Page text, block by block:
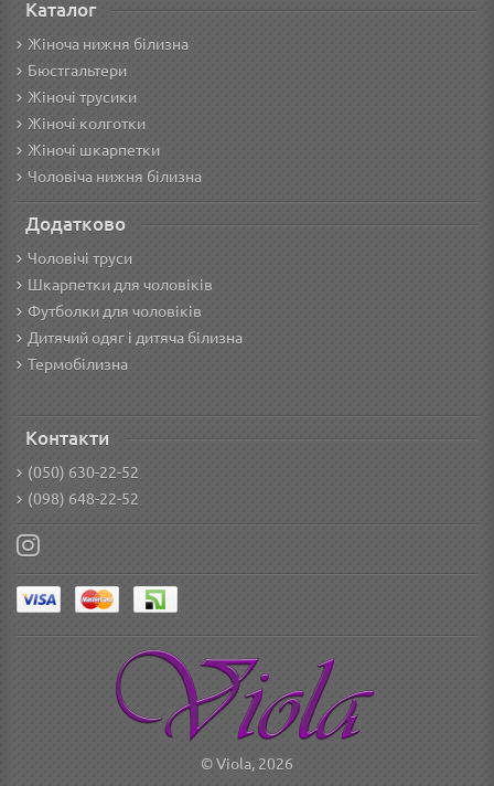
Каталог
Жіноча нижня білизна
Бюстгальтери
Жіночі трусики
Жіночі колготки
Жіночі шкарпетки
Чоловіча нижня білизна
Додатково
Чоловічі труси
Шкарпетки для чоловіків
Футболки для чоловіків
Дитячий одяг і дитяча білизна
Термобілизна
Контакти
(050) 630-22-52
(098) 648-22-52
© Viola, 2026